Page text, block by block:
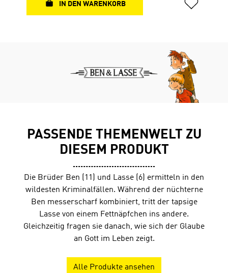
IN DEN WARENKORB
PASSENDE THEMENWELT ZU
DIESEM PRODUKT
Die Brüder Ben (11) und Lasse (6) ermitteln in den
wildesten Kriminalfällen. Während der nüchterne
Ben messerscharf kombiniert, tritt der tapsige
Lasse von einem Fettnäpfchen ins andere.
Gleichzeitig fragen sie danach, wie sich der Glaube
an Gott im Leben zeigt.
Alle Produkte ansehen